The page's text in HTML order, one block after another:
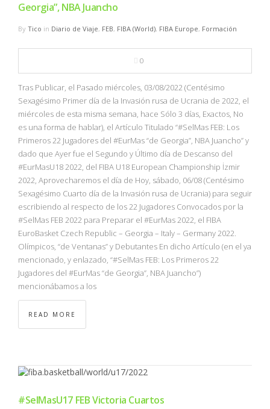
Georgia”, NBA Juancho
By Tico in Diario de Viaje, FEB, FIBA (World), FIBA Europe, Formación
0
Tras Publicar, el Pasado miércoles, 03/08/2022 (Centésimo
Sexagésimo Primer día de la Invasión rusa de Ucrania de 2022, el
miércoles de esta misma semana, hace Sólo 3 días, Exactos, No
es una forma de hablar), el Artículo Titulado “#SelMas FEB: Los
Primeros 22 Jugadores del #EurMas “de Georgia”, NBA Juancho” y
dado que Ayer fue el Segundo y Último día de Descanso del
#EurMasU18 2022, del FIBA U18 European Championship İzmir
2022, Aprovecharemos el día de Hoy, sábado, 06/08 (Centésimo
Sexagésimo Cuarto día de la Invasión rusa de Ucrania) para seguir
escribiendo al respecto de los 22 Jugadores Convocados por la
#SelMas FEB 2022 para Preparar el #EurMas 2022, el FIBA
EuroBasket Czech Republic – Georgia – Italy – Germany 2022.
Olímpicos, “de Ventanas” y Debutantes En dicho Artículo (en el ya
mencionado, y enlazado, “#SelMas FEB: Los Primeros 22
Jugadores del #EurMas “de Georgia”, NBA Juancho”)
mencionábamos a los
READ MORE
#SelMasU17 FEB Victoria Cuartos